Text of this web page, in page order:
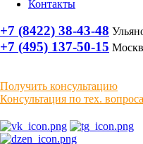
Контакты
+7 (8422) 38-43-48
+7 (495) 137-50-15
Получить консультацию
Консультация по тех.